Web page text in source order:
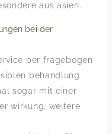
aus asien.
bei der
per fragebogen
behandlung
sogar mit einer
wirkung, weitere